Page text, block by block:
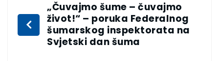
„Čuvajmo šume – čuvajmo
život!“ – poruka Federalnog
šumarskog inspektorata na
Svjetski dan šuma